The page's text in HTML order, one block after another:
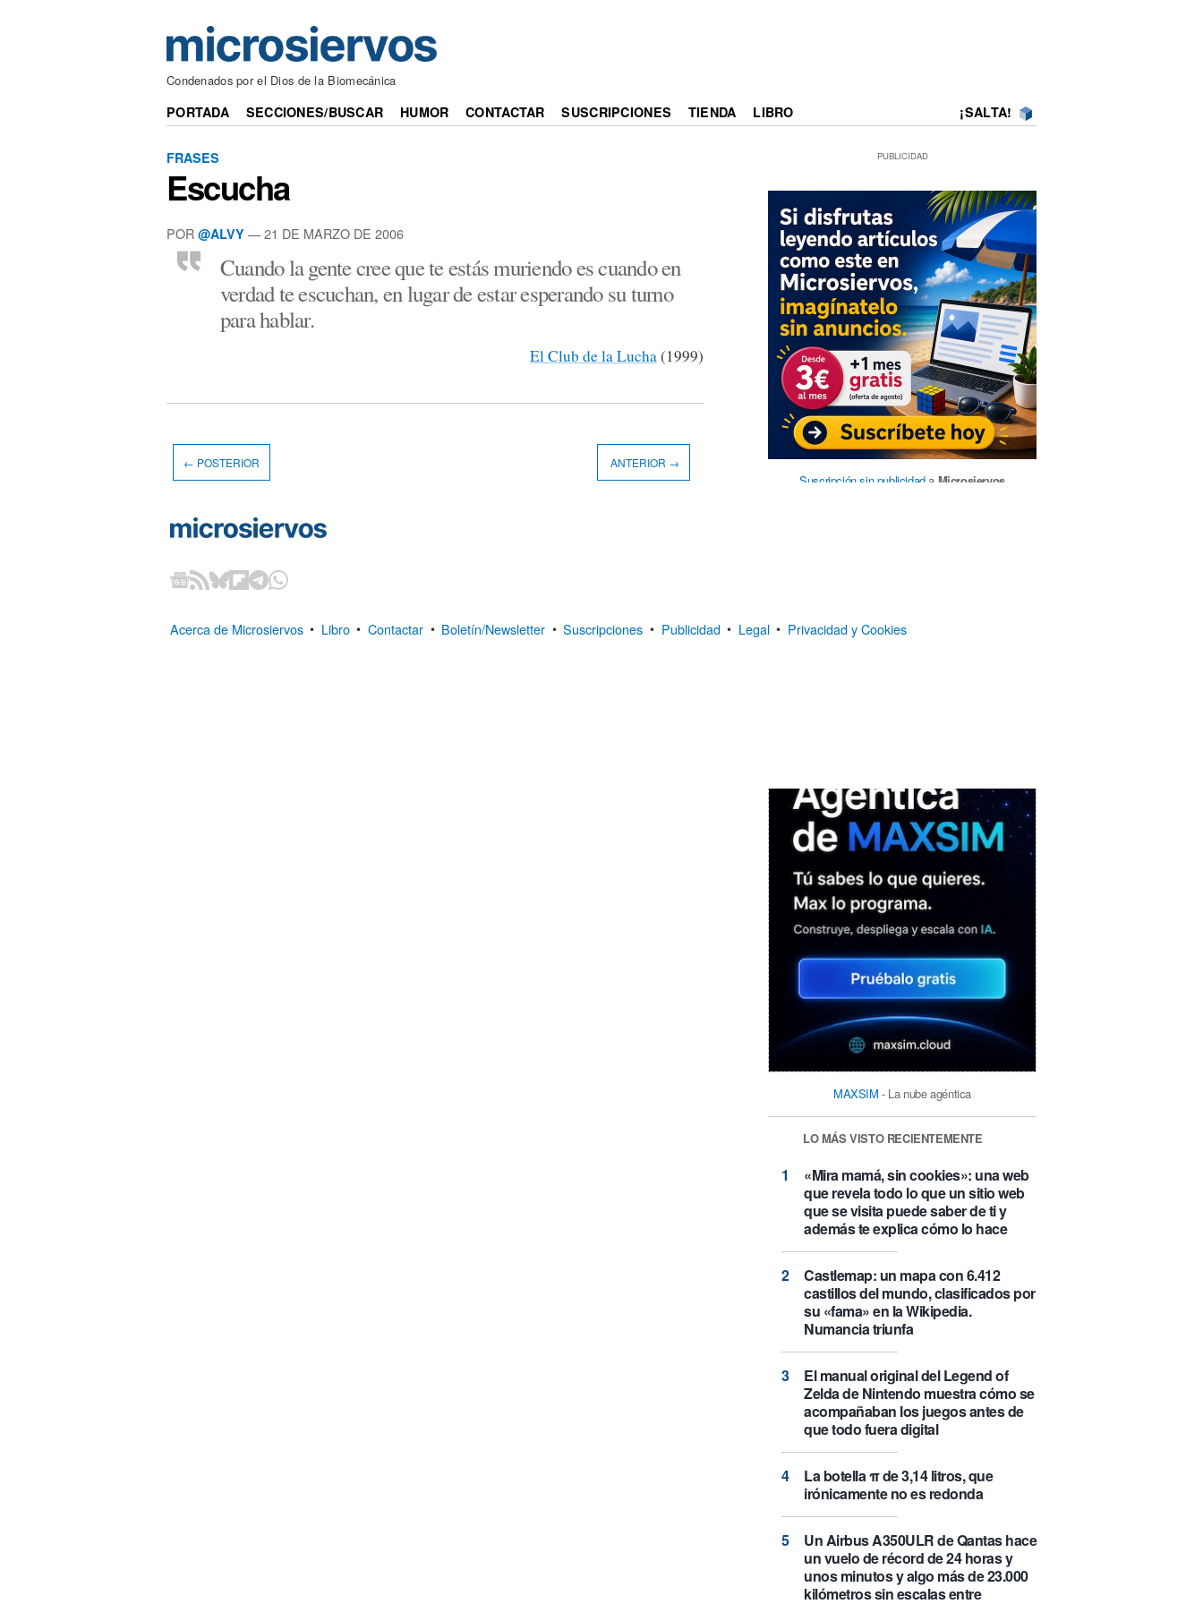
Condenados por el Dios de la Biomecánica
PORTADA SECCIONES/BUSCAR HUMOR CONTACTAR SUSCRIPCIONES TIENDA LIBRO ¡SALTA!
FRASES
Escucha
POR @ALVY — 21 DE MARZO DE 2006
Cuando la gente cree que te estás muriendo es cuando en
verdad te escuchan, en lugar de estar esperando su turno
para hablar.
El Club de la Lucha(1999)
PUBLICIDAD
Suscripción sin publicidada Microsiervos
MAXSIM - La nube agéntica
LO MÁS VISTO RECIENTEMENTE
«Mira mamá, sin cookies»: una web
que revela todo lo que un sitio web
que se visita puede saber de ti y
además te explica cómo lo hace
Castlemap: un mapa con 6.412
castillos del mundo, clasificados por
su «fama» en la Wikipedia.
Numancia triunfa
El manual original del Legend of
Zelda de Nintendo muestra cómo se
acompañaban los juegos antes de
que todo fuera digital
La botella π de 3,14 litros, que
irónicamente no es redonda
Un Airbus A350ULR de Qantas hace
un vuelo de récord de 24 horas y
unos minutos y algo más de 23.000
kilómetros sin escalas entre
← POSTERIOR ANTERIOR →
Acerca de Microsiervos • Libro • Contactar • Boletín/Newsletter • Suscripciones • Publicidad • Legal • Privacidad y Cookies